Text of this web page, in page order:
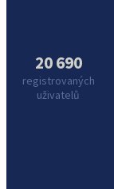
20 690
registrovaných
uživatelů